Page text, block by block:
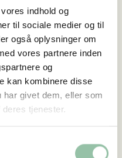
indhold og
til sociale medier og til
også oplysninger om
vores partnere inden
og
kan kombinere disse
har givet dem, eller som
tjenester.
kan man finde
på de forskellige
sø, eng og
du en ældre
for at finde
kender eller måske
noget du er
naturcenteret, de